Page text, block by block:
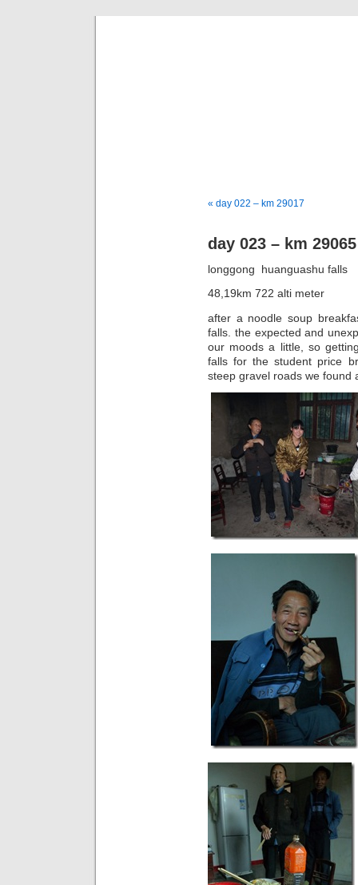
« day 022 – km 29017
day 023 – km 29065
longgong  huanguashu falls
48,19km 722 alti meter
after a noodle soup
falls. the expected and
our moods a little, so
falls for the student price
steep gravel roads we found